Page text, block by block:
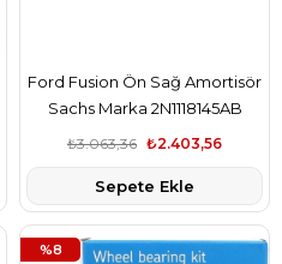
Ford Fusion Ön Sağ Amortisör
Sachs Marka 2N1118145AB
₺2.403,56
₺3.063,36
Sepete Ekle
%8